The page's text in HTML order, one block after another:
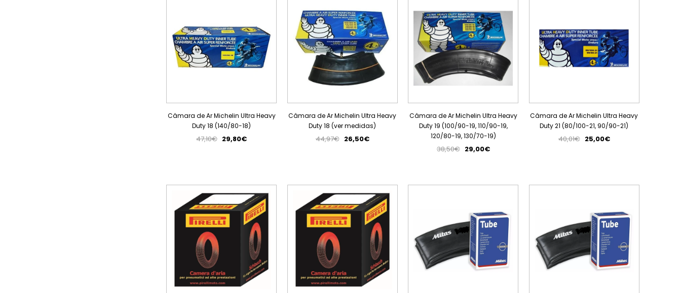
Câmara de Ar Michelin Ultra Heavy
Duty 18 (140/80-18)
47,10€ 29,80€
Câmara de Ar Michelin Ultra Heavy
Duty 18 (ver medidas)
44,97€ 26,50€
Câmara de Ar Michelin Ultra Heavy
Duty 19 (100/90-19, 110/90-19,
120/80-19, 130/70-19)
38,50€ 29,00€
Câmara de Ar Michelin Ultra Heavy
Duty 21 (80/100-21, 90/90-21)
40,01€ 25,00€